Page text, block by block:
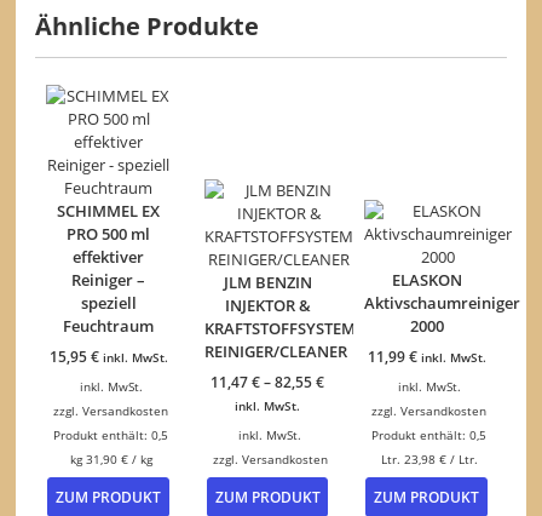
Ähnliche Produkte
SCHIMMEL EX
PRO 500 ml
effektiver
Reiniger –
speziell
Feuchtraum
15,95€ inkl. MwSt.
inkl. MwSt.
zzgl.Versandkosten
Produkt enthält: 0,5
kg 31,90 €/ kg
ZUM PRODUKT
JLM BENZIN
INJEKTOR &
KRAFTSTOFFSYSTEM
REINIGER/CLEANER
11,47€–82,55€
inkl. MwSt.
inkl. MwSt.
zzgl. Versandkosten
ZUM PRODUKT
Dieses
Produkt
ELASKON
Aktivschaumreiniger
2000
11,99€ inkl. MwSt.
inkl. MwSt.
zzgl.Versandkosten
Produkt enthält: 0,5
Ltr. 23,98 €/ Ltr.
ZUM PRODUKT